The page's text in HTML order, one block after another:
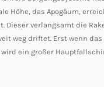
Höhe, das Apogäum,
Dieser verlangsamt die
weg driftet. Erst wenn
ein großer